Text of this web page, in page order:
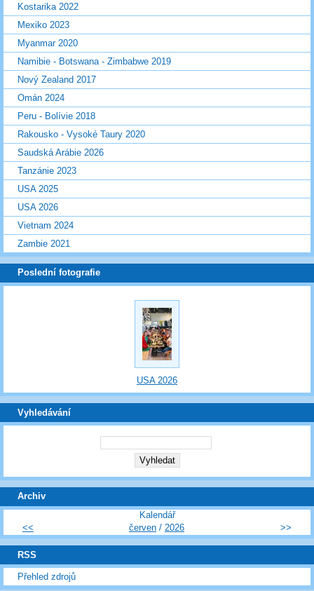
Kostarika 2022
Mexiko 2023
Myanmar 2020
Namibie - Botswana - Zimbabwe 2019
Nový Zealand 2017
Omán 2024
Peru - Bolívie 2018
Rakousko - Vysoké Taury 2020
Saudská Arábie 2026
Tanzánie 2023
USA 2025
USA 2026
Vietnam 2024
Zambie 2021
Poslední fotografie
USA 2026
Vyhledávání
Archiv
Kalendář
<<
červen / 2026 >>
RSS
Přehled zdrojů